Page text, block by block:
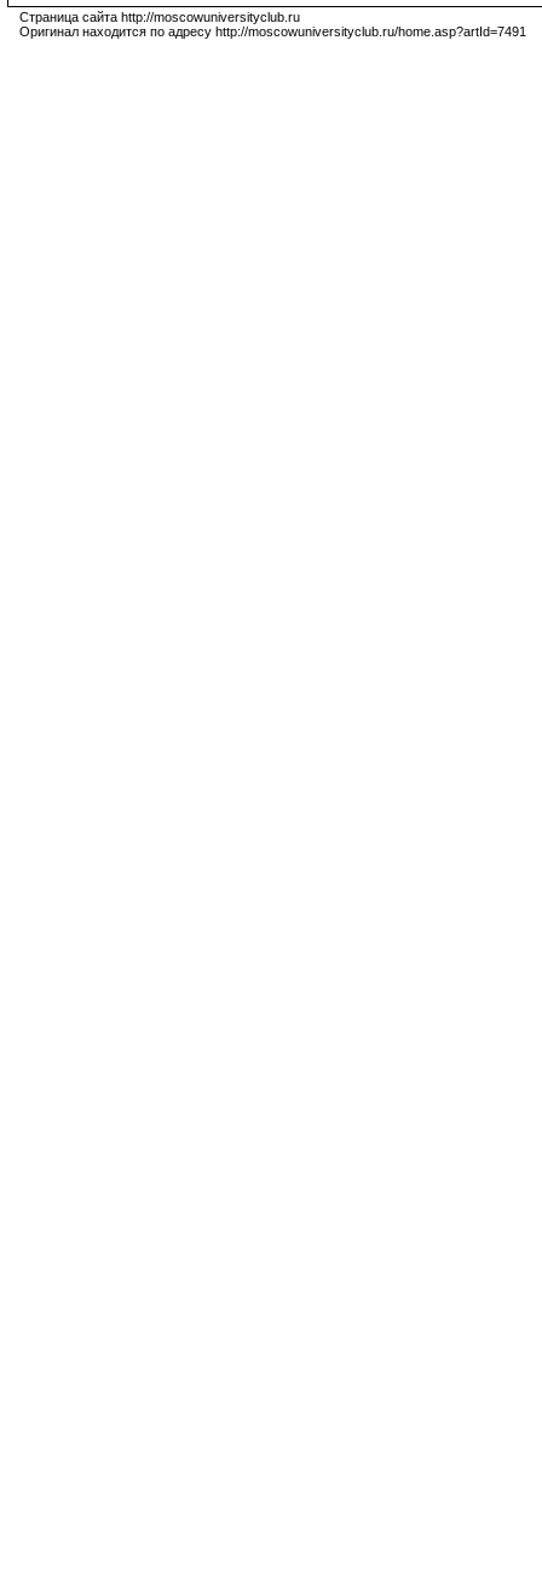
Страница сайта http://moscowuniversityclub.ru
Оригинал находится по адресу http://moscowuniversityclub.ru/home.asp?artId=7491